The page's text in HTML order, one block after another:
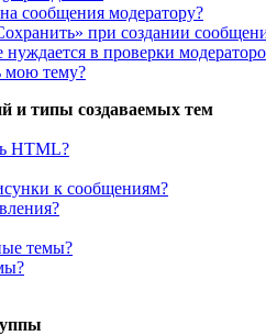
сообщения модератору?
при создании
в проверки
мою тему?
и типы создаваемых тем
HTML?
к сообщениям?
темы?